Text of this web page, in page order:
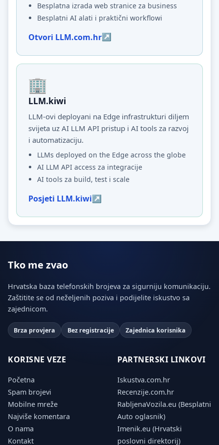
Besplatna izrada web stranice za business
Besplatni AI alati i praktični workflowi
Otvori LLM.com.hr
LLM.kiwi
LLM-ovi deployani na Edge infrastrukturi diljem
svijeta uz AI LLM API pristup i AI tools za razvoj
i automatizaciju.
LLMs deployed on the Edge across the globe
AI LLM API access za integracije
AI tools za build, test i scale
Posjeti LLM.kiwi
Tko me zvao
Hrvatska baza telefonskih brojeva za sigurniju komunikaciju.
Zaštitite se od neželjenih poziva i podijelite iskustvo sa
zajednicom.
Brza provjera Bez registracije Zajednica korisnika
KORISNE VEZE
Početna
Spam brojevi
Mobilne mreže
Najviše komentara
O nama
Kontakt
PARTNERSKI LINKOVI
Iskustva.com.hr
Recenzije.com.hr
RabljenaVozila.eu (Besplatni
Auto oglasnik)
Imenik.eu (Hrvatski
poslovni direktorij)